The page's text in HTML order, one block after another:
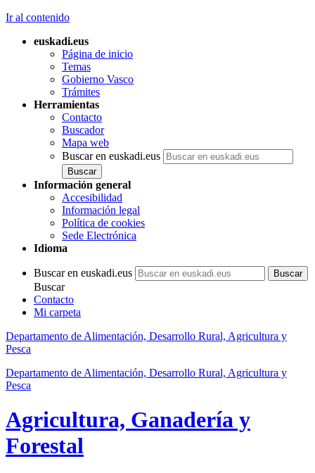
Ir al contenido
euskadi.eus
Página de inicio
Temas
Gobierno Vasco
Trámites
Herramientas
Contacto
Buscador
Mapa web
Buscar en euskadi.eus
Información general
Accesibilidad
Información legal
Política de cookies
Sede Electrónica
Idioma
Buscar en euskadi.eus
Buscar
Contacto
Mi carpeta
Departamento de Alimentación, Desarrollo Rural, Agricultura y
Pesca
Departamento de Alimentación, Desarrollo Rural, Agricultura y
Pesca
Agricultura, Ganadería y
Forestal